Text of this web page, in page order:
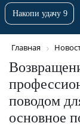
Накопи удачу 9
Главная
поводом
основное